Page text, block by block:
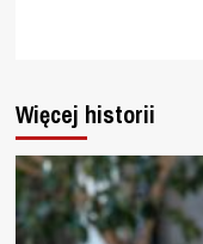
Więcej historii